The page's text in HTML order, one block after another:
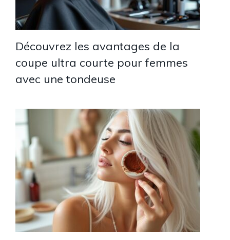
Découvrez les avantages de la
coupe ultra courte pour femmes
avec une tondeuse